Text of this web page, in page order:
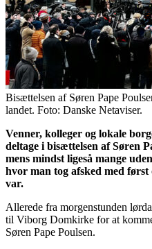
Bisættelsen af Søren Pape
landet. Foto: Danske Netaviser.
Venner, kolleger og lokale
deltage i bisættelsen af Søren
mens mindst ligeså mange
hvor man tog afsked med først
var.
Allerede fra morgenstunden
til Viborg Domkirke for at
Søren Pape Poulsen.